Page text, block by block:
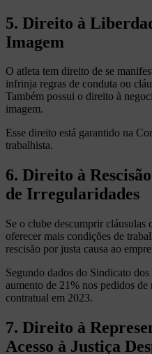
5. Direito à
Imagem
O atleta tem direito de se
infrinja regras de conduta ou
Também possui o direito à
imagem.
Esse direito está garantido na
trabalhista.
6. Direito à
de Irregularidades
Se o clube descumprir cláusulas
oferecer mais condições de
rescisão por justa causa ao
Segundo dados do Sindicato
aumento de 21% nos pedidos
contratual em 2023.
7. Direito à
Acesso à Justiça